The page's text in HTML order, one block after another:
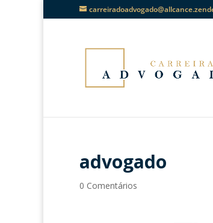
advogado
0 Comentários